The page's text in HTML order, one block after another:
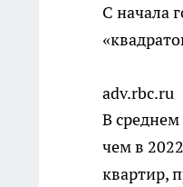
С начала
adv.rbc.ru
В среднем
чем в
квартир,